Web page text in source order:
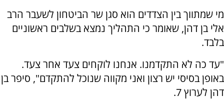
מי שמתווך בין הצדדים הוא סגן שר הביטחון לשעבר הרב
אלי בן דהן, שאומר כי התהליך נמצא בשלבים ראשוניים
בלבד.
"עד כה לא התקדמנו. אנחנו לוקחים צעד אחר צעד.
באופן בסיסי יש רצון ואני מקווה שנוכל להתקדם", סיפר בן
דהן לערוץ 7.